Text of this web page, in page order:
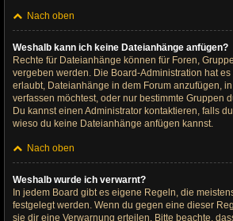
Nach oben
Weshalb kann ich keine Dateianhänge anfügen?
Rechte für Dateianhänge können für Foren,
vergeben werden. Die Board-Administration hat
erlaubt, Dateianhänge in dem Forum anzufügen,
verfassen möchtest, oder nur bestimmte Gruppen
Du kannst einen Administrator kontaktieren, falls
wieso du keine Dateianhänge anfügen kannst.
Nach oben
Weshalb wurde ich verwarnt?
In jedem Board gibt es eigene Regeln, die
festgelegt werden. Wenn du gegen eine dieser
sie dir eine Verwarnung erteilen. Bitte beachte,